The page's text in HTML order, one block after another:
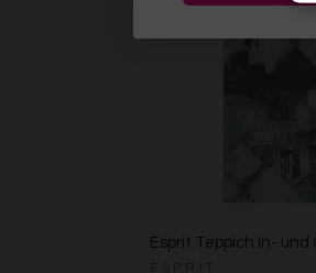
Esprit Teppich In-